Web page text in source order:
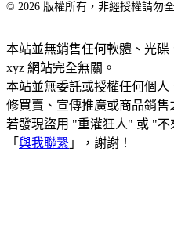
© 2026 版權所有，非經授權請勿
本站並無銷售任何軟體、光
xyz 網站完全無關。
本站並無委託或授權任何個
修買賣、宣傳推廣或商品銷售
若發現盜用 "重灌狂人" 或 "
「 與我聯繫 」，謝謝！